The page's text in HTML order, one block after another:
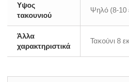
Υψος
τακουνιού
Ψηλό (8-10
Άλλα
χαρακτηριστικά
Τακούνι 8